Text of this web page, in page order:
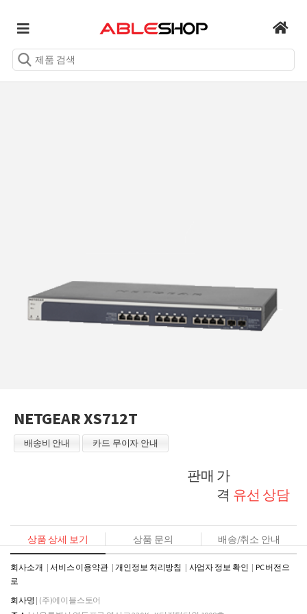
NETGEAR XS712T
배송비 안내 카드 무이자 안내
판매 가
격 유선 상담
상품 상세 보기 상품 문의 배송/취소 안내
회사소개 서비스 이용약관 개인정보 처리방침 사업자 정보 확인
PC 버전으
로
회사명 | (주)에이블스토어